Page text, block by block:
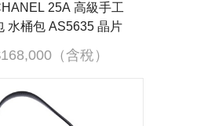
25A 高級手工
水桶包 AS5635 晶片
版手提肩背包 防塵袋
（含稅）